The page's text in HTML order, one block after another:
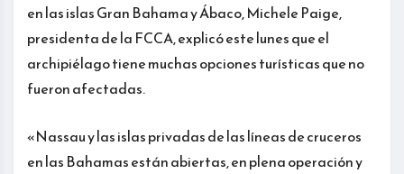
en las islas Gran Bahama y Ábaco, Michele Paige,
presidenta de la FCCA, explicó este lunes que el
archipiélago tiene muchas opciones turísticas que no
fueron afectadas.
«Nassau y las islas privadas de las líneas de cruceros
en las Bahamas están abiertas, en plena operación y